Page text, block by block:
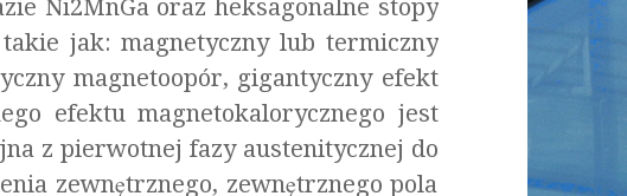
Ni2MnGa oraz heksagonalne stopy
jak: magnetyczny lub termiczny
magnetoopór, gigantyczny efekt
efektu magnetokalorycznego jest
z pierwotnej fazy austenitycznej do
zewnętrznego, zewnętrznego pola